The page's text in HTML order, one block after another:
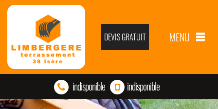
DEVIS GRATUIT MENU
indisponible indisponible